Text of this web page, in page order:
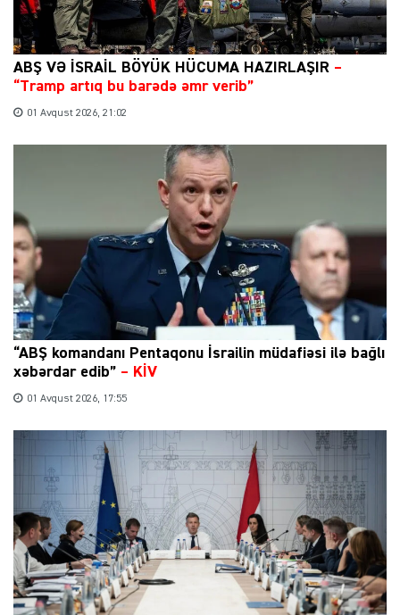
ABŞ VƏ İSRAİL BÖYÜK HÜCUMA HAZIRLAŞIR –
“Tramp artıq bu barədə əmr verib”
01 Avqust 2026, 21:02
“ABŞ komandanı Pentaqonu İsrailin müdafiəsi ilə bağlı
xəbərdar edib” – KİV
01 Avqust 2026, 17:55